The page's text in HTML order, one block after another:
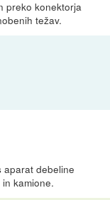
preko konektorja
težav.
aparat debeline
kamione.